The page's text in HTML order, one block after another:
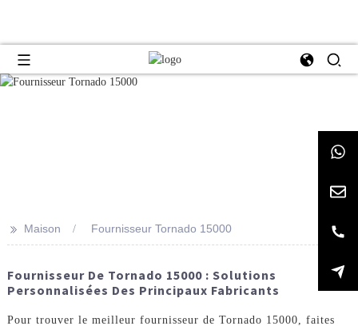
>> Maison Fournisseur Tornado 15000
Fournisseur De Tornado 15000 : Solutions
Personnalisées Des Principaux Fabricants
Pour trouver le meilleur fournisseur de Tornado 15000, faites